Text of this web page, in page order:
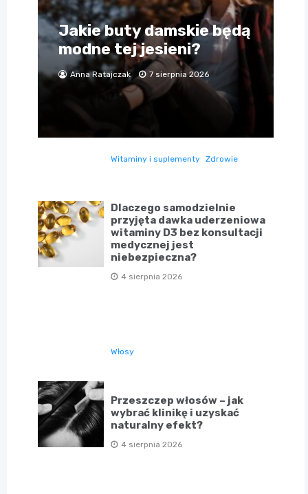
Jakie buty damskie będą
modne tej jesieni?
Anna Ratajczak 7 sierpnia 2026
Witaminy i suplementy Zdrowie
Dlaczego samodzielnie
przyjęta dawka uderzeniowa
witaminy D3 bez konsultacji
medycznej jest
niebezpieczna?
4 sierpnia 2026
Włosy
Przeszczep włosów – jak
wybrać klinikę i uzyskać
naturalny efekt?
4 sierpnia 2026